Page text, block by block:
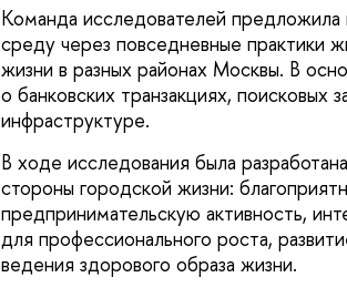
Команда исследователей предложила
среду через повседневные практики
жизни в разных районах Москвы. В
о банковских транзакциях,
инфраструктуре.
В ходе исследования была
стороны городской жизни:
предпринимательскую активность,
для профессионального роста,
ведения здорового образа жизни.